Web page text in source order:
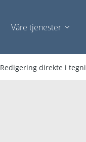
Våre tjenester
Redigering direkte i